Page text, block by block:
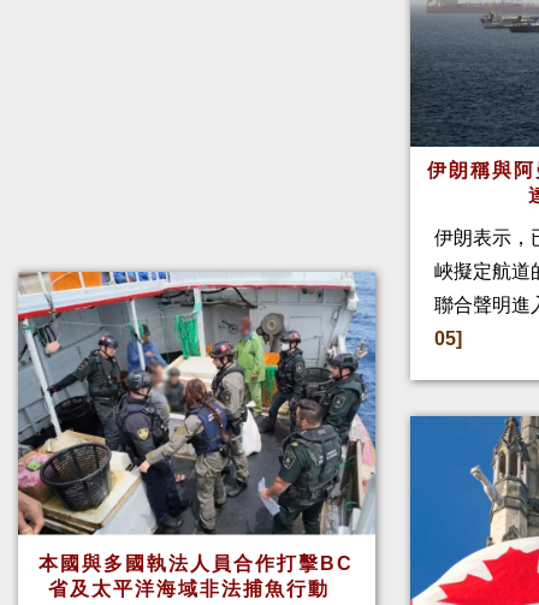
本國與多國執法人員合作打擊BC
省及太平洋海域非法捕魚行動
伊朗稱與
伊朗表示，
峽擬定航道
聯合聲明進
05]